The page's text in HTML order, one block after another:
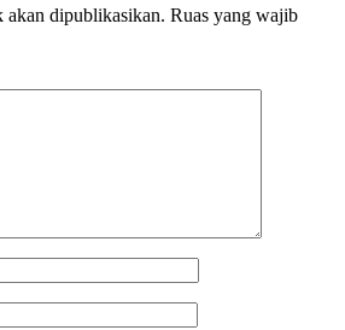
akan dipublikasikan. Ruas yang wajib